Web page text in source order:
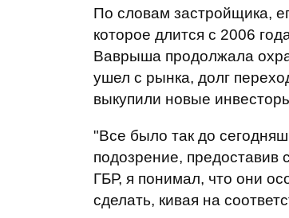
По словам застройщика,
которое длится с 2006
Ваврыша продолжала
ушел с рынка, долг
выкупили новые
"Все было так до
подозрение, предоставив
ГБР, я понимал, что они
сделать, кивая на